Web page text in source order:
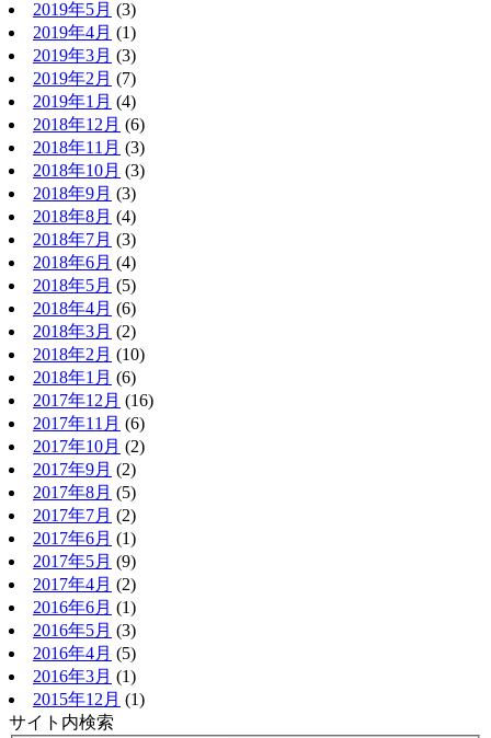
2019年5月 (3)
2019年4月 (1)
2019年3月 (3)
2019年2月 (7)
2019年1月 (4)
2018年12月 (6)
2018年11月 (3)
2018年10月 (3)
2018年9月 (3)
2018年8月 (4)
2018年7月 (3)
2018年6月 (4)
2018年5月 (5)
2018年4月 (6)
2018年3月 (2)
2018年2月 (10)
2018年1月 (6)
2017年12月 (16)
2017年11月 (6)
2017年10月 (2)
2017年9月 (2)
2017年8月 (5)
2017年7月 (2)
2017年6月 (1)
2017年5月 (9)
2017年4月 (2)
2016年6月 (1)
2016年5月 (3)
2016年4月 (5)
2016年3月 (1)
2015年12月 (1)
サイト内検索